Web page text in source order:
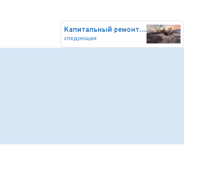
Капитальный ремонт моста через
следующая